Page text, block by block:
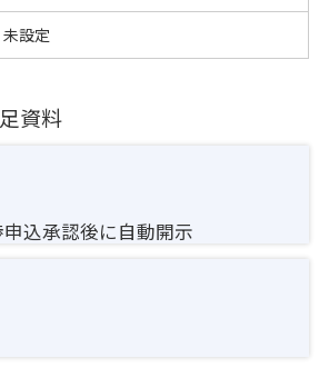
未設定
資料
申込承認後に自動開示